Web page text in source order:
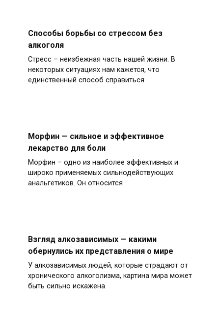
Способы борьбы со стрессом без
алкоголя
Стресс – неизбежная часть нашей жизни. В
некоторых ситуациях нам кажется, что
единственный способ справиться
Морфин — сильное и эффективное
лекарство для боли
Морфин – одно из наиболее эффективных и
широко применяемых сильнодействующих
анальгетиков. Он относится
Взгляд алкозависимых — какими
обернулись их представления о мире
У алкозависимых людей, которые страдают от
хронического алкоголизма, картина мира может
быть сильно искажена.